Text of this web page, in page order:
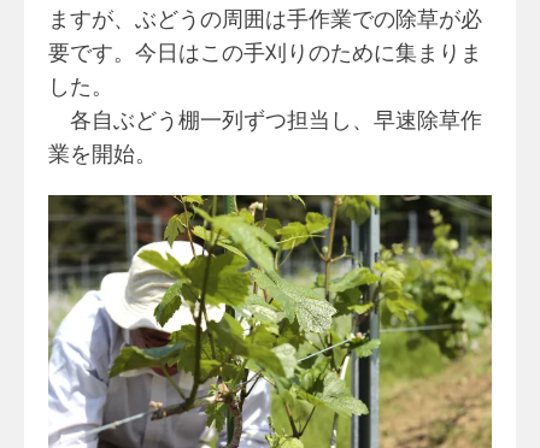
ますが、ぶどうの周囲は手作業での除草が必
要です。今日はこの手刈りのために集まりま
した。
各自ぶどう棚一列ずつ担当し、早速除草作
業を開始。